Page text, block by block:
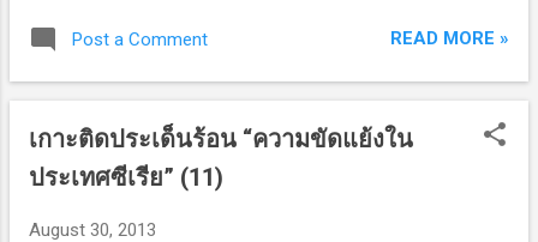
ทางการญี่ปุ่นจัดให้เรือดังกล่าวเป็นเรือพิฆาต
สามารถบรรทุกเฮลิคอปเตอร์จำนวน 9-14 ลำ
อาจย้อนอดีต ญี่ปุ่นมีความสามารถสร้างเรือ
บรรทุกเครื่องบินมานานแล้ว เมื่อเริ่ม
สงครามโลกครั้งที่สองในปี 1941 ญี่ปุ่นในขณะ
นั้นเป็นหนึ่งในไม่กี่ประเทศที่มีกองเรือบรรทุก
Post a Comment READ MORE »
เกาะติดประเด็นร้อน “ความขัดแย้งใน
ประเทศซีเรีย” (11)
August 30, 2013